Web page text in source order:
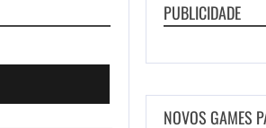
PUBLICIDADE
NOVOS GAMES